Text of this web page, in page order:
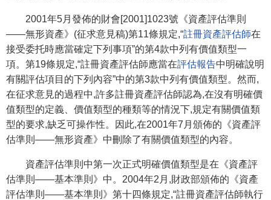
2001年5月發佈的財會[2001]1023號《資產評估準則
——無形資產》(征求意見稿)第11條規定,“註冊資產評估師在
接受委托時應當確定下列事項”的第4款中列有價值類型一
項。第19條規定,“註冊資產評估師應當在評估報告中明確說明
有關評估項目的下列內容”中的第3款中列有價值類型。然而,
在征求意見的過程中,許多註冊資產評估師認為,在沒有明確價
值類型的定義、價值類型的種類等的情況下,規定有關價值類
型的要求,缺乏可操作性。因此,在2001年7月頒佈的《資產評
估準則——無形資產》中刪除了有關價值類型的內容。
資產評估準則中第一次正式明確價值類型是在《資產評
估準則——基本準則》中。2004年2月,財政部頒佈的《資產
評估準則——基本準則》第十四條規定,“註冊資產評估師執行